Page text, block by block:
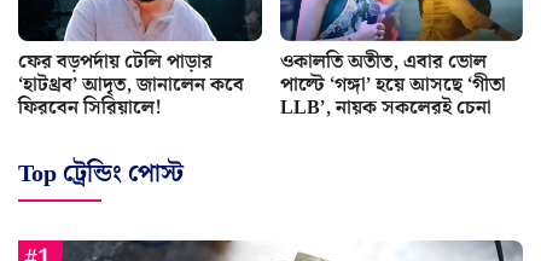
ফের বড়পর্দায় টেলি পাড়ার
‘হাটথ্রব’ আদৃত, জানালেন কবে
ফিরবেন সিরিয়ালে!
ওকালতি অতীত, এবার ভোল
পাল্টে ‘গঙ্গা’ হয়ে আসছে ‘গীতা
LLB’, নায়ক সকলেরই চেনা
Top ট্রেন্ডিং পোস্ট